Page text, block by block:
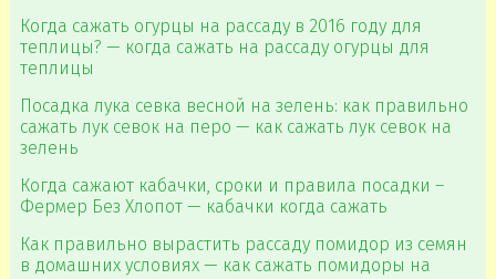
Когда сажать огурцы на рассаду в 2016 году для
теплицы? — когда сажать на рассаду огурцы для
теплицы
Посадка лука севка весной на зелень: как правильно
сажать лук севок на перо — как сажать лук севок на
зелень
Когда сажают кабачки, сроки и правила посадки –
Фермер Без Хлопот — кабачки когда сажать
Как правильно вырастить рассаду помидор из семян
в домашних условиях — как сажать помидоры на